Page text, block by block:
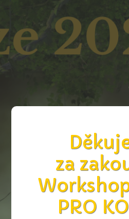
za
PRO